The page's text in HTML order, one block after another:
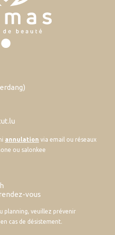
annulation via email ou réseaux
ou salonkee
vous
planning, veuillez prévenir
cas de désistement.